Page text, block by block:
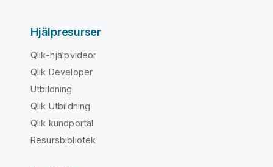
Hjälpresurser
Qlik-hjälpvideor
Qlik Developer
Utbildning
Qlik Utbildning
Qlik kundportal
Resursbibliotek